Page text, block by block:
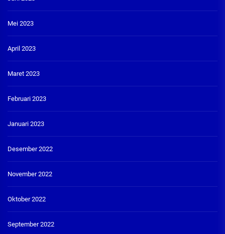
Mei 2023
April 2023
Maret 2023
Februari 2023
Januari 2023
Desember 2022
November 2022
Oktober 2022
September 2022